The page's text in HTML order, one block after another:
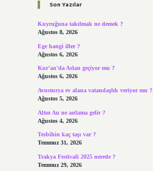
Son Yazılar
Kuyruğuna takılmak ne demek ?
Ağustos 8, 2026
Ege hangi iller ?
Ağustos 6, 2026
Kur’an’da Aslan geçiyor mu ?
Ağustos 6, 2026
Avusturya ev alana vatandaşlık veriyor mu ?
Ağustos 5, 2026
Altın Au ne anlama gelir ?
Ağustos 4, 2026
Tesbihin kaç taşı var ?
Temmuz 31, 2026
Trakya Festivali 2025 nerede ?
Temmuz 29, 2026